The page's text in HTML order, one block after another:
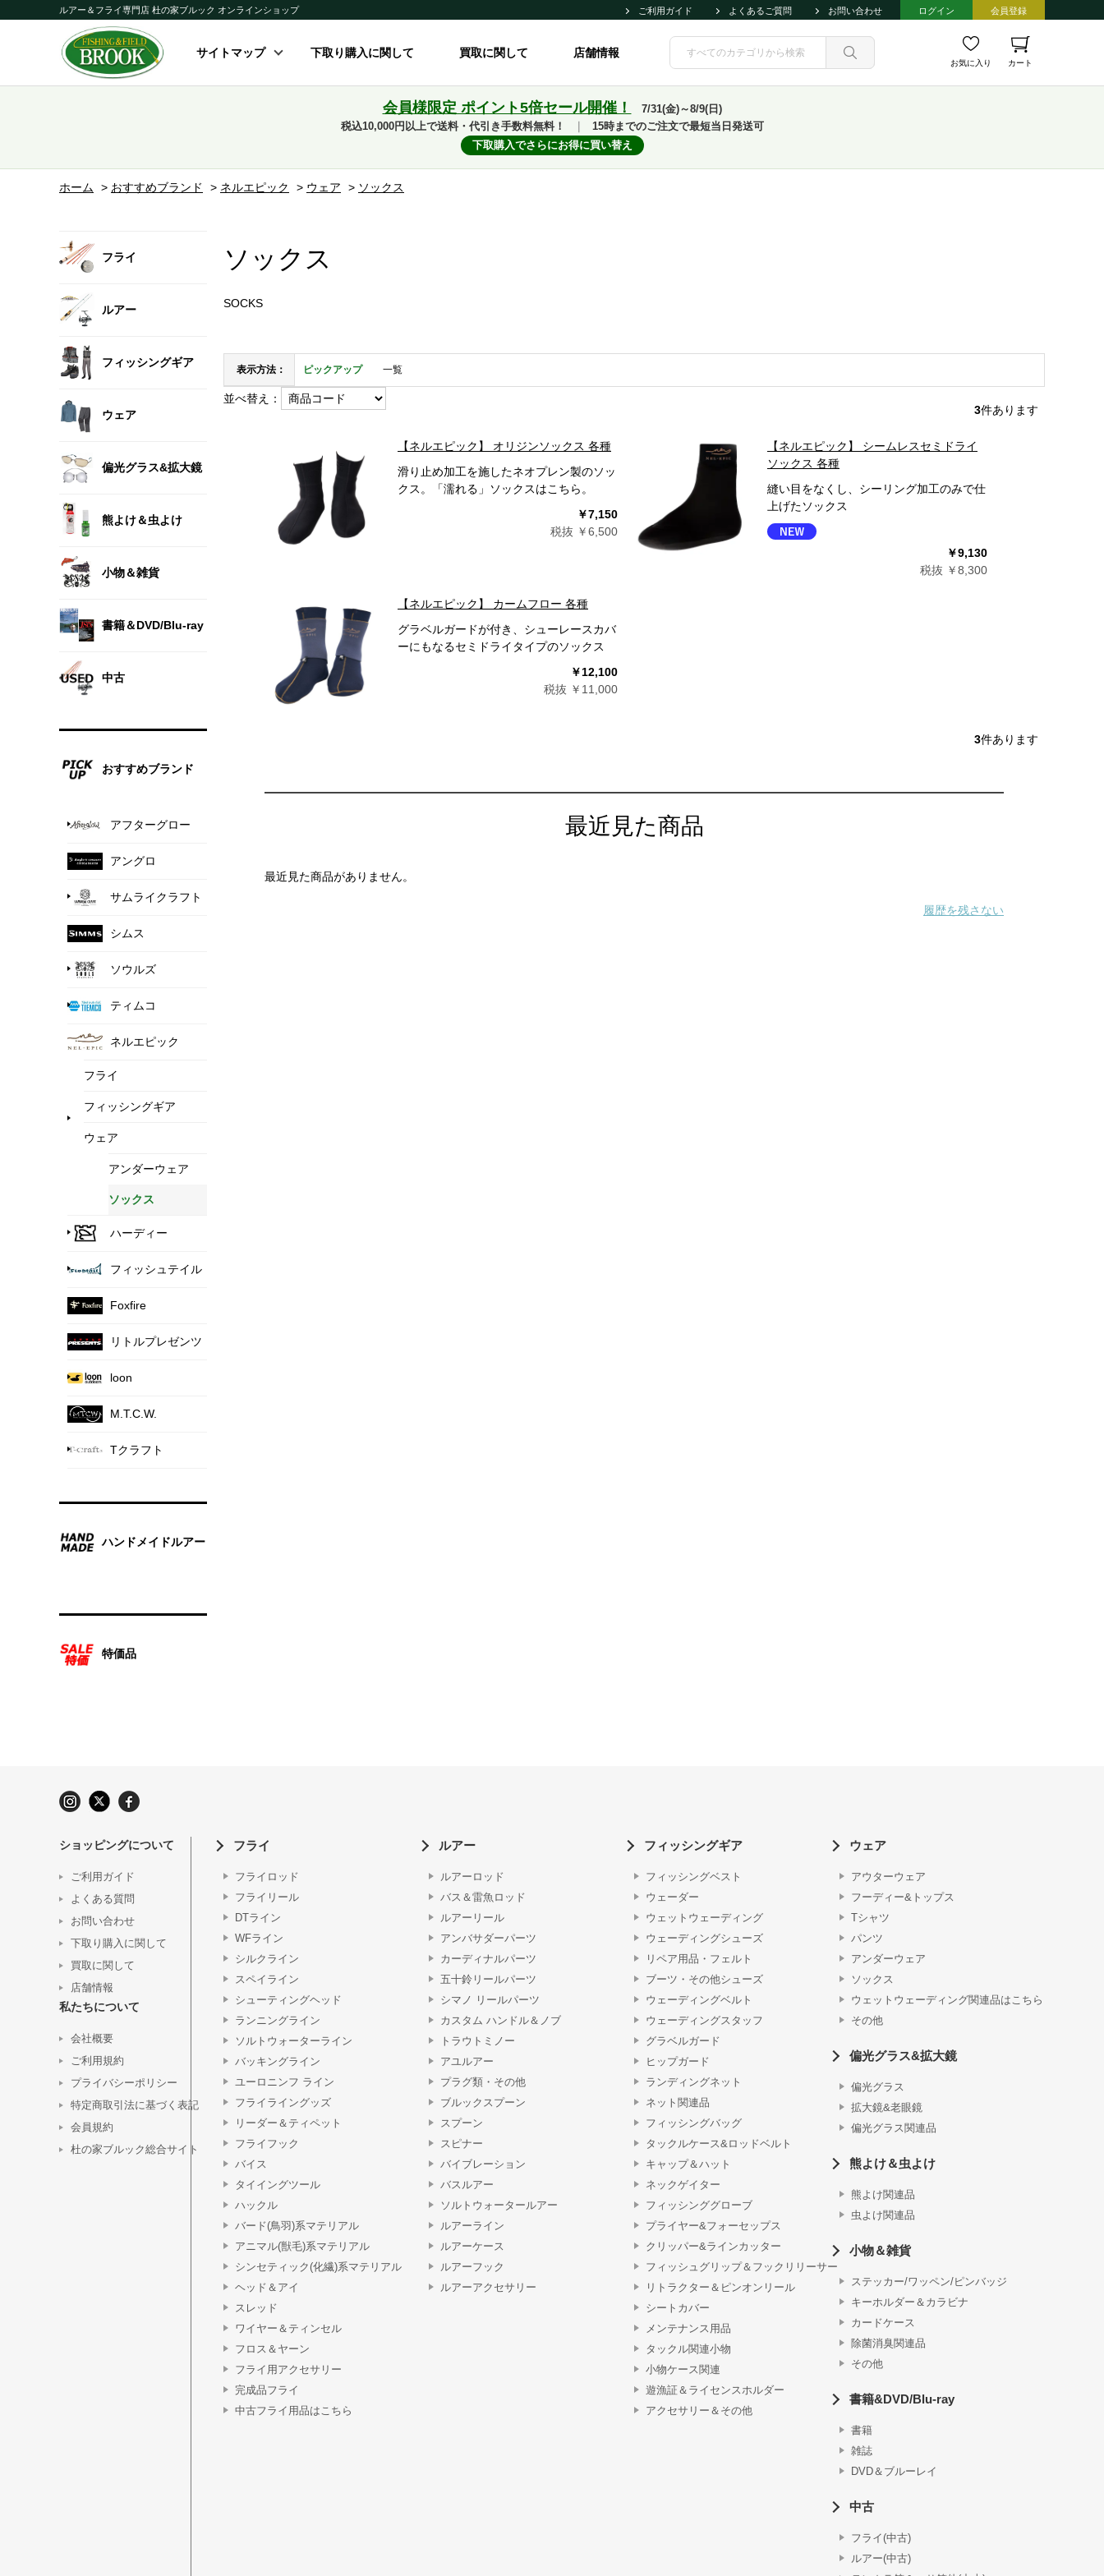
ルアー＆フライ専門店 杜の家ブルック オンラインショップ ご利用ガイド よくあるご質問 お問い合わせ ログイン 会員登録
サイトマップ 下取り購入に関して 買取に関して 店舗情報
お気に入り カート
会員様限定 ポイント5倍セール開催！
7/31(金)～8/9(日)
税込10,000円以上で送料・代引き手数料無料！
15時までのご注文で最短当日発送可
下取購入でさらにお得に買い替え
ホーム > おすすめブランド > ネルエピック > ウェア > ソックス
フライ
ルアー
フィッシングギア
ウェア
偏光グラス&拡大鏡
熊よけ＆虫よけ
小物＆雑貨
書籍＆DVD/Blu-ray
中古
おすすめブランド
アフターグロー
アングロ
サムライクラフト
シムス
ソウルズ
ティムコ
ネルエピック
フライ
フィッシングギア
ウェア
アンダーウェア
ソックス
ハーディー
フィッシュテイル
Foxfire
リトルプレゼンツ
loon
M.T.C.W.
Tクラフト
ハンドメイドルアー
特価品
ソックス
SOCKS
表示方法： ピックアップ 一覧
並べ替え：
3件あります
【ネルエピック】 オリジンソックス 各種
滑り止め加工を施したネオプレン製のソッ
クス。「濡れる」ソックスはこちら。
￥7,150
税抜 ￥6,500
【ネルエピック】 シームレスセミドライ
ソックス 各種
縫い目をなくし、シーリング加工のみで仕
上げたソックス
￥9,130
税抜 ￥8,300
【ネルエピック】 カームフロー 各種
グラベルガードが付き、シューレースカバ
ーにもなるセミドライタイプのソックス
￥12,100
税抜 ￥11,000
3件あります
最近見た商品
最近見た商品がありません。
履歴を残さない
ショッピングについて
ご利用ガイド
よくある質問
お問い合わせ
下取り購入に関して
買取に関して
店舗情報
私たちについて
会社概要
ご利用規約
プライバシーポリシー
特定商取引法に基づく表記
会員規約
杜の家ブルック総合サイト
フライ
フライロッド
フライリール
DTライン
WFライン
シルクライン
スペイライン
シューティングヘッド
ランニングライン
ソルトウォーターライン
バッキングライン
ユーロニンフ ライン
フライライングッズ
リーダー＆ティペット
フライフック
バイス
タイイングツール
ハックル
バード(鳥羽)系マテリアル
アニマル(獣毛)系マテリアル
シンセティック(化繊)系マテリアル
ヘッド＆アイ
スレッド
ワイヤー＆ティンセル
フロス＆ヤーン
フライ用アクセサリー
完成品フライ
中古フライ用品はこちら
ルアー
ルアーロッド
バス＆雷魚ロッド
ルアーリール
アンバサダーパーツ
カーディナルパーツ
五十鈴リールパーツ
シマノ リールパーツ
カスタム ハンドル＆ノブ
トラウトミノー
アユルアー
プラグ類・その他
ブルックスプーン
スプーン
スピナー
バイブレーション
バスルアー
ソルトウォータールアー
ルアーライン
ルアーケース
ルアーフック
ルアーアクセサリー
フィッシングギア
フィッシングベスト
ウェーダー
ウェットウェーディング
ウェーディングシューズ
リペア用品・フェルト
ブーツ・その他シューズ
ウェーディングベルト
ウェーディングスタッフ
グラベルガード
ヒップガード
ランディングネット
ネット関連品
フィッシングバッグ
タックルケース&ロッドベルト
キャップ＆ハット
ネックゲイター
フィッシンググローブ
プライヤー&フォーセップス
クリッパー&ラインカッター
フィッシュグリップ＆フックリリーサー
リトラクター＆ピンオンリール
シートカバー
メンテナンス用品
タックル関連小物
小物ケース関連
遊漁証＆ライセンスホルダー
アクセサリー＆その他
ウェア
アウターウェア
フーディー&トップス
Tシャツ
パンツ
アンダーウェア
ソックス
ウェットウェーディング関連品はこちら
その他
偏光グラス&拡大鏡
偏光グラス
拡大鏡&老眼鏡
偏光グラス関連品
熊よけ＆虫よけ
熊よけ関連品
虫よけ関連品
小物＆雑貨
ステッカー/ワッペン/ピンバッジ
キーホルダー＆カラビナ
カードケース
除菌消臭関連品
その他
書籍&DVD/Blu-ray
書籍
雑誌
DVD＆ブルーレイ
中古
フライ(中古)
ルアー(中古)